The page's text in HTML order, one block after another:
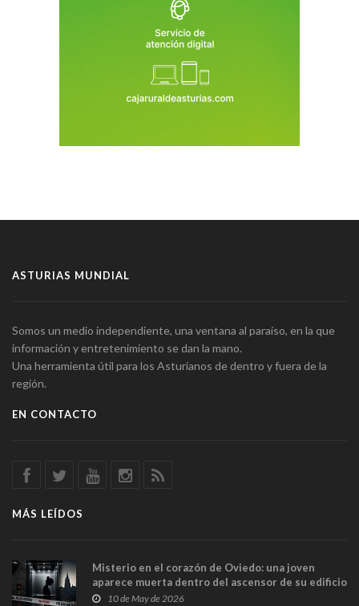
ASTURIAS MUNDIAL
Somos un medio independiente, una ventana al paraíso, en la que
información y entretenimiento se dan la mano.
Una herramienta útil para los Asturianos de dentro y fuera de la
región.
EN CONTACTO
MÁS LEÍDOS
Misterio en el corazón de Oviedo: una joven
aparece muerta dentro del ascensor de su edificio
y las cámaras captan sus últimos minutos
10 de May de 2026